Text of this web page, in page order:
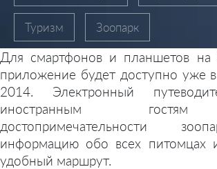
Туризм Зоопарк
Для смартфонов и планшетов на
приложение будет доступно уже
2014. Электронный
иностранным гостям
достопримечательности
информацию обо всех питомцах
удобный маршрут.